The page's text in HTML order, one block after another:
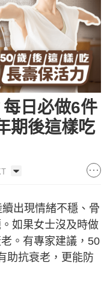
日必做6件
期後這樣吃
出現情緒不穩、骨
如果女士沒及時做
。有專家建議，50
助抗衰老，更能防